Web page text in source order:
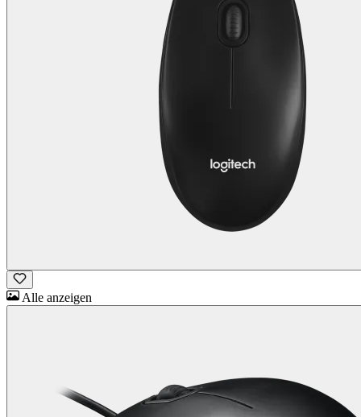
Alle anzeigen